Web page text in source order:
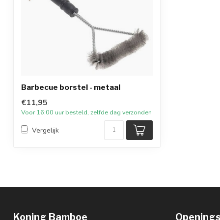
Barbecue borstel - metaal
€11,95
Voor 16:00 uur besteld, zelfde dag verzonden
Vergelijk
Koning Bamboe